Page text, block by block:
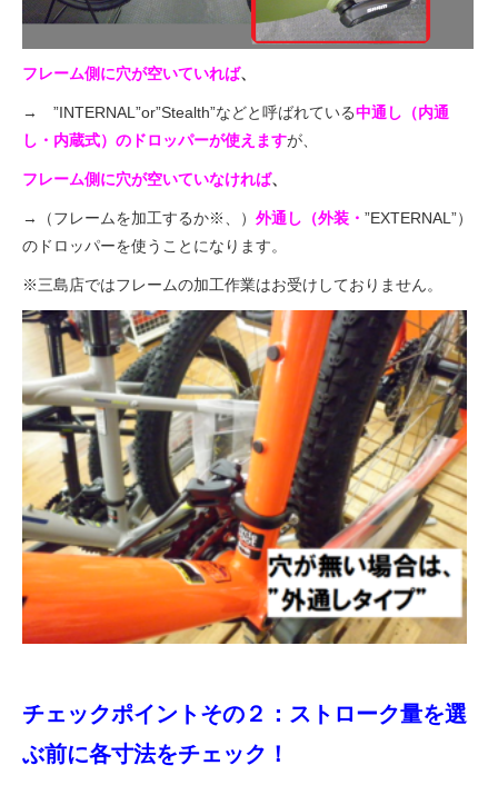
その他
お問い合わせ
会社概要
フレーム側に穴が空いていれば、
→ ”INTERNAL”or”Stealth”などと呼ばれている中通し（内通
し・内蔵式）のドロッパーが使えますが
フレーム側に穴が空いていなければ、
→（フレームを加工するか※ 、） 外通し（外装・ ”EXTERNAL”）
のドロッパーを使うことになります。
※三島店ではフレームの加工作業はお受けしておりません。
チェックポイントその２：ストローク量を選
ぶ前に各寸法をチェック！